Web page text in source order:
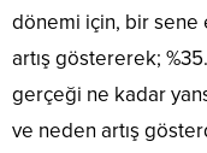
dönemi için, bir sene
artış göstererek;
gerçeği ne kadar
ve neden artış